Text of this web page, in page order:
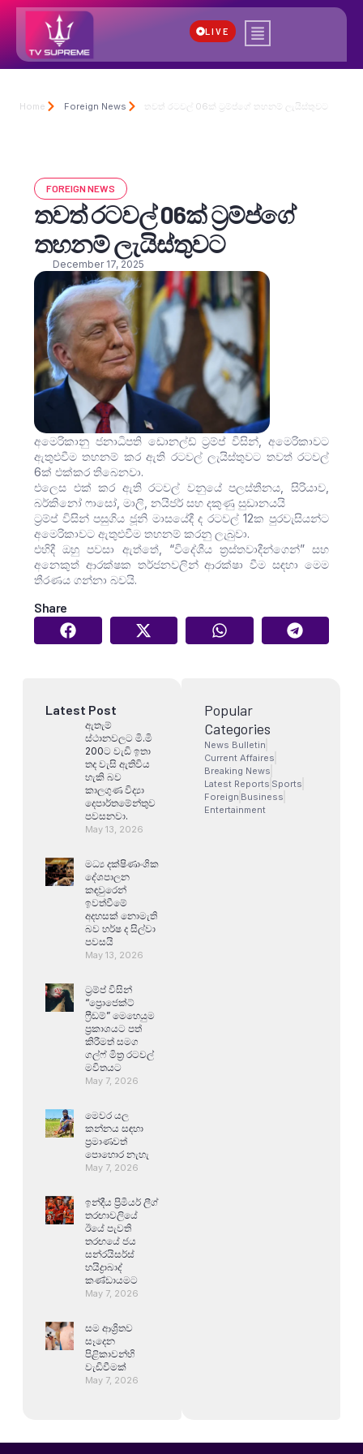
LIVE
Home Foreign News තවත් රටවල් 06ක් ට්‍රම්ප්ගේ තහනම් ලැයිස්තුවට
FOREIGN NEWS
තවත් රටවල් 06ක් ට්‍රම්ප්ගේ
තහනම් ලැයිස්තුවට
December 17, 2025
අමෙරිකානු ජනාධිපති ඩොනල්ඩ් ට්‍රම්ප් විසින්, අමෙරිකාවට
ඇතුළුවීම තහනම් කර ඇති රටවල් ලැයිස්තුවට තවත් රටවල්
6ක් එක්කර තිබෙනවා.
එලෙස එක් කර ඇති රටවල් වනුයේ පලස්තීනය, සිරියාව,
බර්කිනෝ ෆාසෝ, මාලි, නයිජර් සහ දකුණු සුඩානයයි
ට්‍රම්ප් විසින් පසුගිය ජූනි මාසයේදී ද රටවල් 12ක පුරවැසියන්ට
අමෙරිකාවට ඇතුළුවීම තහනම් කරනු ලැබුවා.
එහිදී ඔහු පවසා ඇත්තේ, “විදේශීය ත්‍රස්තවාදීන්ගෙන්” සහ
අනෙකුත් ආරක්ෂක තර්ජනවලින් ආරක්ෂා වීම සඳහා මෙම
තීරණය ගන්නා බවයි.
Share
Latest Post
ඇතැම්
ස්ථානවලට මි.මි
200ට වැඩි ඉතා
තද වැසි ඇතිවිය
හැකි බව
කාලගුණ විද්‍යා
දෙපාර්තමේන්තුව
පවසනවා.
May 13, 2026
මධ්‍ය දක්ෂිණාංශික
දේශපාලන
කඳවුරෙන්
ඉවත්වීමේ
අදහසක් නොමැති
බව හර්ෂ ද සිල්වා
පවසයි
May 13, 2026
ට්‍රම්ප් විසින්
“ප්‍රොජෙක්ට්
ෆ්‍රීඩම්” මෙහෙයුම
ප්‍රකාශයට පත්
කිරීමත් සමග
ගල්ෆ් මිත්‍ර රටවල්
මවිතයට
May 7, 2026
මෙවර යල
කන්නය සඳහා
ප්‍රමාණවත්
පොහොර නැහැ
May 7, 2026
ඉන්දීය ප්‍රිමියර් ලීග්
තරඟාවලියේ
ඊයේ පැවති
තරඟයේ ජය
සන්රයිසර්ස්
හයිද්‍රාබාද්
කණ්ඩායමට
May 7, 2026
සම ආශ්‍රිතව
සෑදෙන
පිළිකාවන්හි
වැඩිවීමක්
May 7, 2026
Popular
Categories
News Bulletin
Current Affaires
Breaking News
Latest Reports Sports
Foreign Business
Entertainment